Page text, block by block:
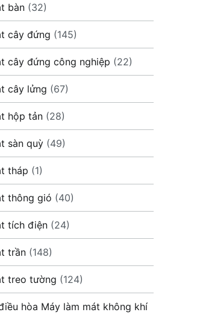
bàn (32)
cây đứng (145)
cây đứng công nghiệp (22)
cây lửng (67)
hộp tản (28)
sàn quỳ (49)
tháp (1)
thông gió (40)
tích điện (24)
trần (148)
treo tường (124)
hòa Máy làm mát không khí